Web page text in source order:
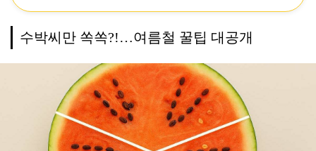
수박씨만 쏙쏙?!…여름철 꿀팁 대공개